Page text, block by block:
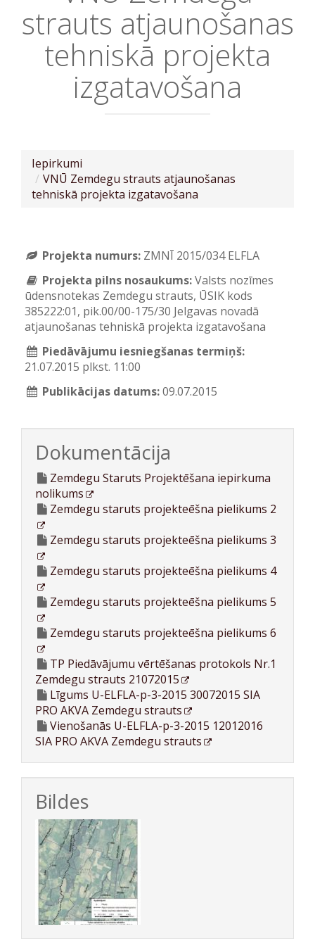
strauts atjaunošanas
tehniskā projekta
izgatavošana
Iepirkumi
VNŪ Zemdegu strauts atjaunošanas
tehniskā projekta izgatavošana
Projekta numurs: ZMNĪ 2015/034 ELFLA
Projekta pilns nosaukums:Valsts nozīmes
ūdensnotekas Zemdegu strauts, ŪSIK kods
385222:01, pik.00/00-175/30 Jelgavas novadā
atjaunošanas tehniskā projekta izgatavošana
Piedāvājumu iesniegšanas termiņš:
21.07.2015 plkst. 11:00
Publikācijas datums:09.07.2015
Dokumentācija
Zemdegu Staruts Projektēšana iepirkuma
nolikums
Zemdegu staruts projekteēšna pielikums 2
Zemdegu staruts projekteēšna pielikums 3
Zemdegu staruts projekteēšna pielikums 4
Zemdegu staruts projekteēšna pielikums 5
Zemdegu staruts projekteēšna pielikums 6
TP Piedāvājumu vērtēšanas protokols Nr.1
Zemdegu strauts 21072015
Līgums U-ELFLA-p-3-2015 30072015 SIA
PRO AKVA Zemdegu strauts
Vienošanās U-ELFLA-p-3-2015 12012016
SIA PRO AKVA Zemdegu strauts
Bildes